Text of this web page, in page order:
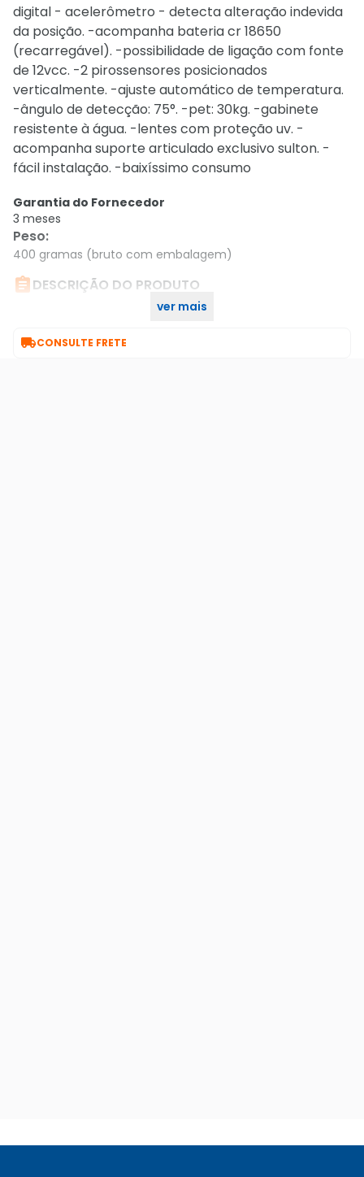
digital - acelerômetro - detecta alteração indevida
da posição. -acompanha bateria cr 18650
(recarregável). -possibilidade de ligação com fonte
de 12vcc. -2 pirossensores posicionados
verticalmente. -ajuste automático de temperatura.
-ângulo de detecção: 75°. -pet: 30kg. -gabinete
resistente à água. -lentes com proteção uv. -
acompanha suporte articulado exclusivo sulton. -
fácil instalação. -baixíssimo consumo
Garantia do Fornecedor
3 meses
Peso:
400 gramas (bruto com embalagem)
DESCRIÇÃO DO PRODUTO
ver mais
CONSULTE FRETE